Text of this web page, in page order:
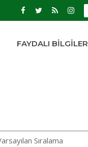
FAYDALI BILGILER